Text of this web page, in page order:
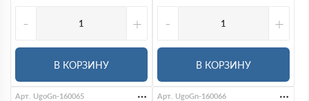
- +
В КОРЗИНУ
- +
В КОРЗИНУ
Арт. UgoGn-160065 Арт. UgoGn-160066